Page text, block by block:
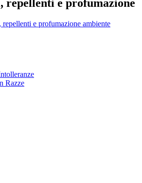
repellenti e profumazione
repellenti e profumazione ambiente
Razze